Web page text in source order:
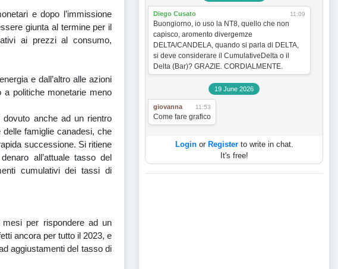
e dopo l’immissione
giunta al termine per il
ai prezzi al consumo,
e dall’altro alle azioni
politiche monetarie meno
anche ad un rientro
famiglie canadesi, che
successione. Si ritiene
all’attuale tasso del
cumulativi dei tassi di
per rispondere ad un
ancora per tutto il 2023, e
aggiustamenti del tasso di
Diego Cusato 11:09
Buongiorno, io uso la NT8, quello che non
capisco, aromento divergemze
DELTA/CANDELA, quando si parla di DELTA,
si deve considerare il CumulativeDelta o il
Delta (Bar)? GRAZIE. CORDIALMENTE.
19 June 2026
giovanna 11:53
Come fare grafico
Loginor Registerto write in chat.
It's free!